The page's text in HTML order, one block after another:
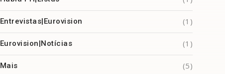
Entrevistas|Eurovision (1)
Eurovision|Notícias (1)
Mais (5)